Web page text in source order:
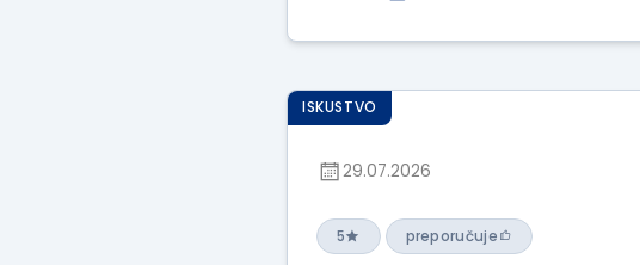
ISKUSTVO
29.07.2026
5 preporučuje